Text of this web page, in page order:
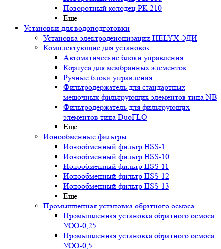
Поворотный колодец PK 210
Еще
Установки для водоподготовки
Установка электродеионизации HELYX ЭДИ
Комплектующие для установок
Автоматические блоки управления
Корпуса для мембранных элементов
Ручные блоки управления
Фильтродержатель для стандартных
мешочных фильтрующих элементов типа NB
Фильтродержатель для фильтрующих
элементов типа DuoFLO
Еще
Ионообменные фильтры
Ионообменный фильтр HSS-1
Ионообменный фильтр HSS-10
Ионообменный фильтр HSS-11
Ионообменный фильтр HSS-12
Ионообменный фильтр HSS-13
Еще
Промышленная установка обратного осмоса
Промышленная установка обратного осмоса
УОО-0,25
Промышленная установка обратного осмоса
УОО-0,5